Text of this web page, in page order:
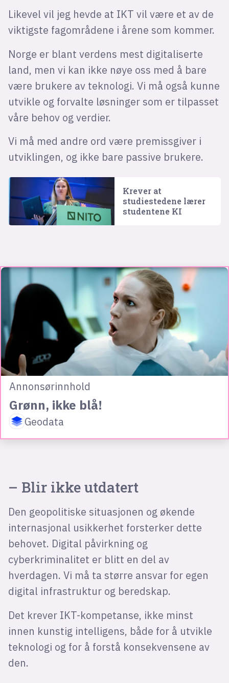
Likevel vil jeg hevde at IKT vil være et av de
viktigste fagområdene i årene som kommer.
Norge er blant verdens mest digitaliserte
land, men vi kan ikke nøye oss med å bare
være brukere av teknologi. Vi må også kunne
utvikle og forvalte løsninger som er tilpasset
våre behov og verdier.
Vi må med andre ord være premissgiver i
utviklingen, og ikke bare passive brukere.
Krever at
studiestedene lærer
studentene KI
Annonsørinnhold
Grønn, ikke blå!
Geodata
– Blir ikke utdatert
Den geopolitiske situasjonen og økende
internasjonal usikkerhet forsterker dette
behovet. Digital påvirkning og
cyberkriminalitet er blitt en del av
hverdagen. Vi må ta større ansvar for egen
digital infrastruktur og beredskap.
Det krever IKT-kompetanse, ikke minst
innen kunstig intelligens, både for å utvikle
teknologi og for å forstå konsekvensene av
den.